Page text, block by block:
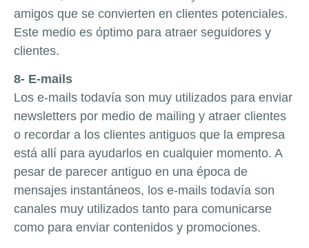
amigos que se convierten en clientes potenciales.
Este medio es óptimo para atraer seguidores y
clientes.
8- E-mails
Los e-mails todavía son muy utilizados para enviar
newsletters por medio de mailing y atraer clientes
o recordar a los clientes antiguos que la empresa
está allí para ayudarlos en cualquier momento. A
pesar de parecer antiguo en una época de
mensajes instantáneos, los e-mails todavía son
canales muy utilizados tanto para comunicarse
como para enviar contenidos y promociones.